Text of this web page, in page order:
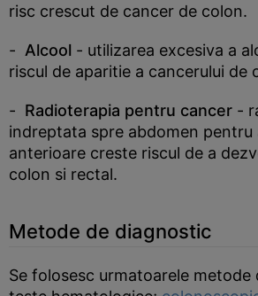
risc crescut de cancer de colon.
- Alcool - utilizarea excesiva a
riscul de aparitie a cancerului de
- Radioterapia pentru cancer -
indreptata spre abdomen
anterioare creste riscul de a
colon si rectal.
Metode de diagnostic
Se folosesc urmatoarele metode